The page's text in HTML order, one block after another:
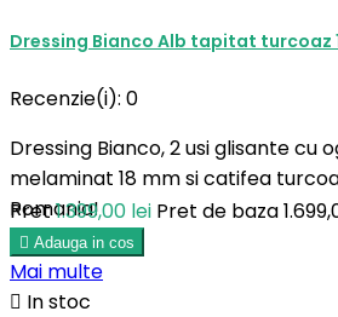
Dressing Bianco Alb tapitat turcoaz
Recenzie(i): 0
Dressing Bianco, 2 usi glisante cu
melaminat 18 mm si catifea
Romania!
Pret1.399,00 lei Pret de baza
 Adauga in cos
Mai multe
 In stoc